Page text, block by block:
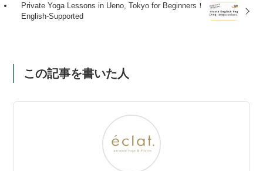
Private Yoga Lessons in Ueno, Tokyo for Beginners！
English-Supported
この記事を書いた人